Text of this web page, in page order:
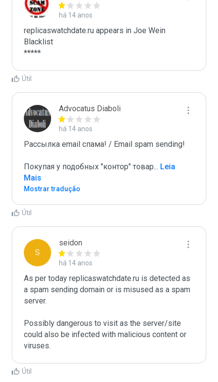
há 14 anos
replicaswatchdate.ru appears in Joe Wein
Blacklist
*****
Útil
Advocatus Diaboli
há 14 anos
Рассылка email спама! / Email spam sending!
Покупая у подобных "контор" товар... Leia
Mais
Mostrar tradução
Útil
S
seidon
há 14 anos
As per today replicaswatchdate.ru is detected as
a spam sending domain or is misused as a spam
server.
Possibly dangerous to visit as the server/site
could also be infected with malicious content or
Útil